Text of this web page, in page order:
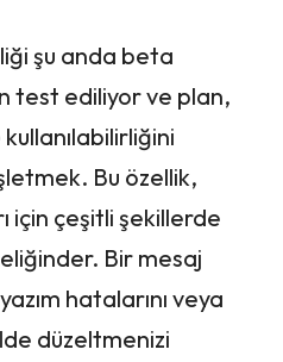
şu anda beta
test ediliyor ve plan,
Bu özellik,
için çeşitli şekillerde
Bir mesaj
hatalarını veya
düzeltmenizi